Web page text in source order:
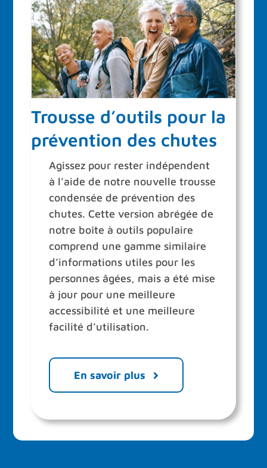
Trousse d’outils pour la
prévention des chutes
Agissez pour rester indépendent
à l’aide de notre nouvelle trousse
condensée de prévention des
chutes. Cette version abrégée de
notre boîte à outils populaire
comprend une gamme similaire
d’informations utiles pour les
personnes âgées, mais a été mise
à jour pour une meilleure
accessibilité et une meilleure
facilité d’utilisation.
En savoir plus